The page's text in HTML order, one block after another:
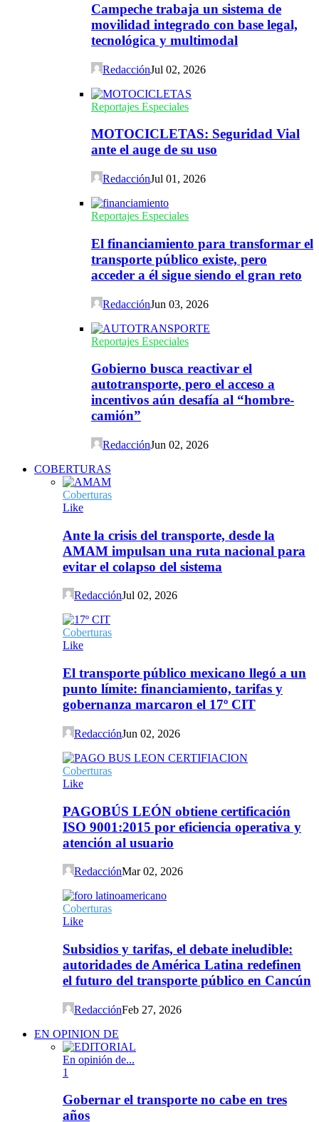
Campeche trabaja un sistema de
movilidad integrado con base legal,
tecnológica y multimodal
RedacciónJul 02, 2026
Reportajes Especiales
MOTOCICLETAS: Seguridad Vial
ante el auge de su uso
RedacciónJul 01, 2026
Reportajes Especiales
El financiamiento para transformar el
transporte público existe, pero
acceder a él sigue siendo el gran reto
RedacciónJun 03, 2026
Reportajes Especiales
Gobierno busca reactivar el
autotransporte, pero el acceso a
incentivos aún desafía al “hombre-
camión”
RedacciónJun 02, 2026
COBERTURAS
Coberturas
Like
Ante la crisis del transporte, desde la
AMAM impulsan una ruta nacional para
evitar el colapso del sistema
RedacciónJul 02, 2026
Coberturas
Like
El transporte público mexicano llegó a un
punto límite: financiamiento, tarifas y
gobernanza marcaron el 17º CIT
RedacciónJun 02, 2026
Coberturas
Like
PAGOBÚS LEÓN obtiene certificación
ISO 9001:2015 por eficiencia operativa y
atención al usuario
RedacciónMar 02, 2026
Coberturas
Like
Subsidios y tarifas, el debate ineludible:
autoridades de América Latina redefinen
el futuro del transporte público en Cancún
RedacciónFeb 27, 2026
EN OPINION DE
En opinión de...
1
Gobernar el transporte no cabe en tres
años